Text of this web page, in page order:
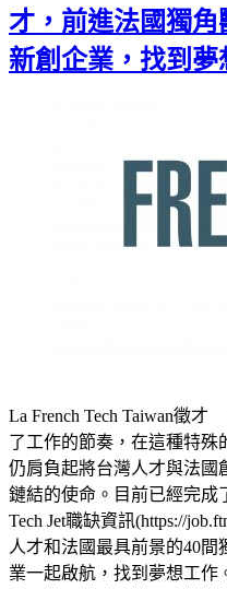
才，前進法國獨
新創企業，找到夢
La French Tech Taiwan徵
了工作的節奏，在這種特殊
仍肩負起將台灣人才與法國
鏈結的使命。目前已經完成
Tech Jet職缺資訊(https://
人才和法國最具前景的40
業一起啟航，找到夢想工